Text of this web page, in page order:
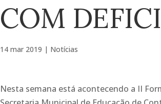
COM
14 mar 2019 | Notícias
Nesta semana está acontecendo a II